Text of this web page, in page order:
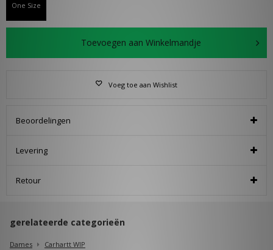
One Size
Toevoegen aan Winkelmandje
Voeg toe aan Wishlist
Beoordelingen
Levering
Retour
gerelateerde categorieën
Dames
Carhartt WIP